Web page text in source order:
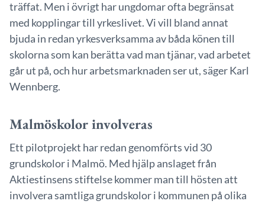
träffat. Men i övrigt har ungdomar ofta begränsat
med kopplingar till yrkeslivet. Vi vill bland annat
bjuda in redan yrkesverksamma av båda könen till
skolorna som kan berätta vad man tjänar, vad arbetet
går ut på, och hur arbetsmarknaden ser ut, säger Karl
Wennberg.
Malmöskolor involveras
Ett pilotprojekt har redan genomförts vid 30
grundskolor i Malmö. Med hjälp anslaget från
Aktiestinsens stiftelse kommer man till hösten att
involvera samtliga grundskolor i kommunen på olika